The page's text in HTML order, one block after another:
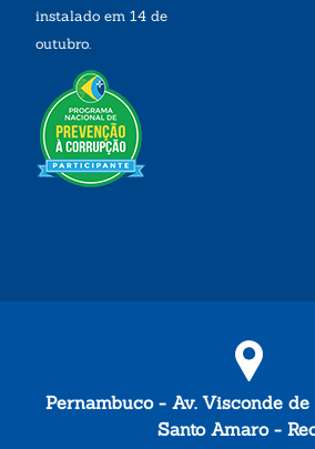
instalado em 14 de
outubro.
Pernambuco - Av. Visconde de
Santo Amaro -